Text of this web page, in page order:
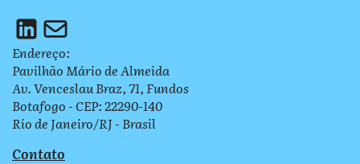
Endereço:
Pavilhão Mário de Almeida
Av. Venceslau Braz, 71, Fundos
Botafogo - CEP: 22290-140
Rio de Janeiro/RJ - Brasil
Contato